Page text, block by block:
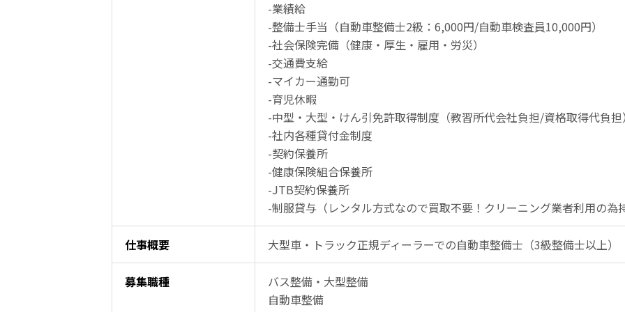
-業績給
-整備士手当（自動車整備士2級：6,000円/自動車検査員10,000円）
-社会保険完備（健康・厚生・雇用・労災）
-交通費支給
-マイカー通勤可
-育児休暇
-中型・大型・けん引免許取得制度（教習所代会社負担/資格取得代負担）
-社内各種貸付金制度
-契約保養所
-健康保険組合保養所
-JTB契約保養所
-制服貸与（レンタル方式なので買取不要！クリーニング業者利用の為
仕事概要 大型車・トラック正規ディーラーでの自動車整備士（3級整備士以上）
募集職種
バス整備・大型整備
自動車整備